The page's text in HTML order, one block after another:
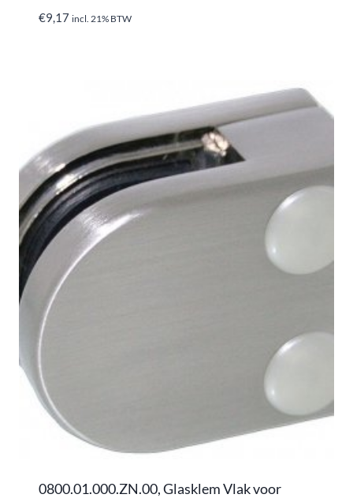
€9,17 incl. 21% BTW
0800.01.000.ZN.00, Glasklem Vlak voor